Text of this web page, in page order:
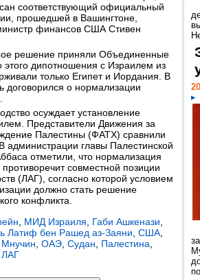
соответствующий официальный
прошедшей в Вашингтоне,
финансов США Стивен
решение приняли Объединенные
дипотношения с Израилем из
только Египет и Иордания. В
договорился о нормализации
осуждает установление
Представители Движения за
Палестины (ФАТХ) сравнили
главы Палестинской
отметили, что нормализация
совместной позиции
(ЛАГ), согласно которой условием
должно стать решение
конфликта.
МИД Израиля Габи Ашкенази
Латиф бен Рашед аз-Заяни США
ОАЭ Судан Палестина
ЛАГ